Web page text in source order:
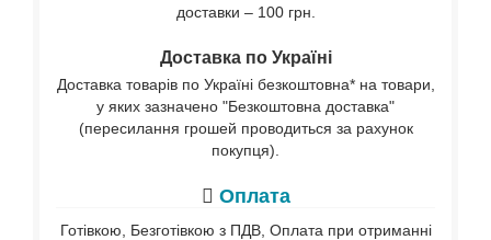
доставки – 100 грн.
Доставка по Україні
Доставка товарів по Україні безкоштовна* на товари,
у яких зазначено "Безкоштовна доставка"
(пересилання грошей проводиться за рахунок
покупця).
Оплата
Готівкою, Безготівкою з ПДВ, Оплата при отриманні